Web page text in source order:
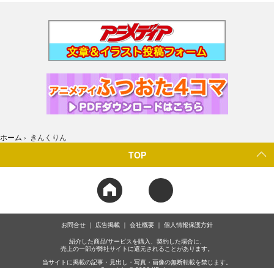
ホーム › きんくりん
TOP
お問合せ 広告掲載 会社概要 個人情報保護方針
紹介した商品/サービスを購入、契約した場合に、
売上の一部が弊社サイトに還元されることがあります。
当サイトに掲載の記事・見出し・写真・画像の無断転載を禁じます。